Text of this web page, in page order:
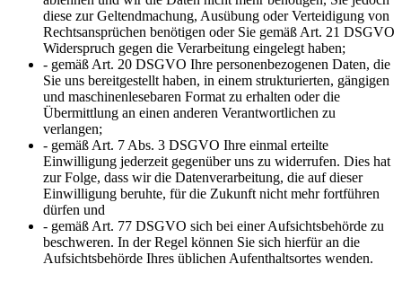
diese zur Geltendmachung, Ausübung oder Verteidigung von
Rechtsansprüchen benötigen oder Sie gemäß Art. 21 DSGVO
Widerspruch gegen die Verarbeitung eingelegt haben;
- gemäß Art. 20 DSGVO Ihre personenbezogenen Daten, die
Sie uns bereitgestellt haben, in einem strukturierten, gängigen
und maschinenlesebaren Format zu erhalten oder die
Übermittlung an einen anderen Verantwortlichen zu
verlangen;
- gemäß Art. 7 Abs. 3 DSGVO Ihre einmal erteilte
Einwilligung jederzeit gegenüber uns zu widerrufen. Dies hat
zur Folge, dass wir die Datenverarbeitung, die auf dieser
Einwilligung beruhte, für die Zukunft nicht mehr fortführen
dürfen und
- gemäß Art. 77 DSGVO sich bei einer Aufsichtsbehörde zu
beschweren. In der Regel können Sie sich hierfür an die
Aufsichtsbehörde Ihres üblichen Aufenthaltsortes wenden.